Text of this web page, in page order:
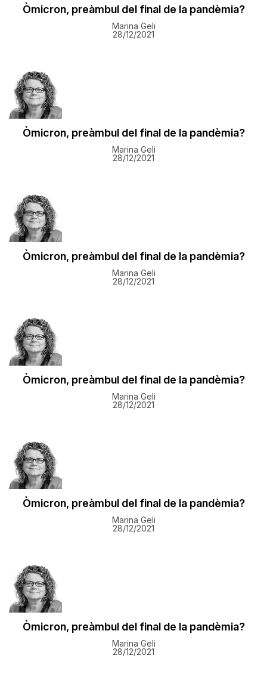
Òmicron, preàmbul del final de la pandèmia?
Marina Geli
28/12/2021
Òmicron, preàmbul del final de la pandèmia?
Marina Geli
28/12/2021
Òmicron, preàmbul del final de la pandèmia?
Marina Geli
28/12/2021
Òmicron, preàmbul del final de la pandèmia?
Marina Geli
28/12/2021
Òmicron, preàmbul del final de la pandèmia?
Marina Geli
28/12/2021
Òmicron, preàmbul del final de la pandèmia?
Marina Geli
28/12/2021